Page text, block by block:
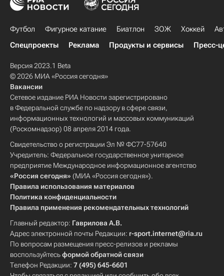
Футбол Фигурное катание Биатлон ЗОЖ Хоккей
Спецпроекты
Реклама Продукты и сервисы Пресс-
Версия 2023.1 Beta
© 2026 МИА «Россия сегодня»
Вакансии
Сетевое издание РИА Новости зарегистрировано
в Федеральной службе по надзору в сфере связи,
информационных технологий и массовых коммуникаций
(Роскомнадзор) 08 апреля 2014 года.
Свидетельство о регистрации Эл № ФС77-57640
Учредитель: Федеральное государственное унитарное
предприятие Международное информационное агентство
«Россия сегодня» (МИА «Россия сегодня»).
Правила использования материалов
Политика конфиденциальности
Правила применения рекомендательных технологий
Главный редактор: Гаврилова А.В.
Адрес электронной почты Редакции: r-sport.internet@ria.ru
По вопросам размещения пресс-релизов и рекламы
воспользуйтесьформой обратной связи
Телефон Редакции: 7 (495) 645-6601